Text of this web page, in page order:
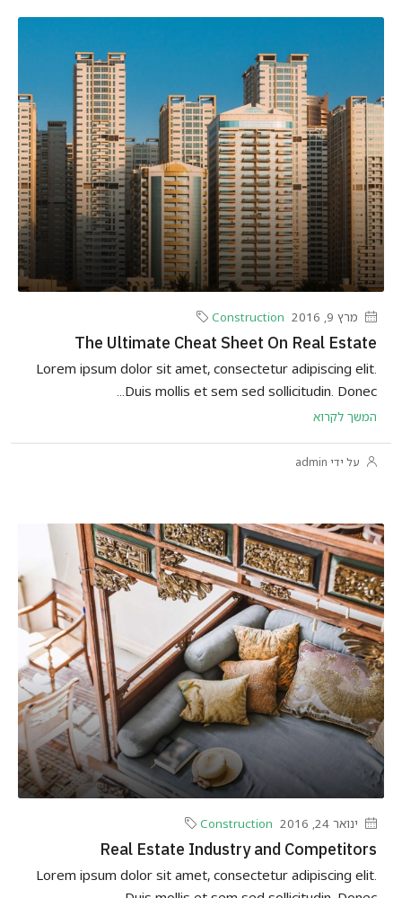
מרץ 9, 2016 Construction
The Ultimate Cheat Sheet On Real Estate
Lorem ipsum dolor sit amet, consectetur adipiscing elit.
Duis mollis et sem sed sollicitudin. Donec...
המשך לקרוא
על ידי admin
ינואר 24, 2016 Construction
Real Estate Industry and Competitors
Lorem ipsum dolor sit amet, consectetur adipiscing elit.